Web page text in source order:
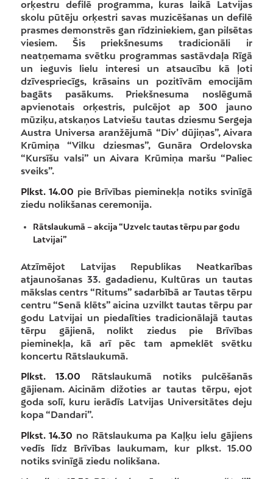
orķestru defilē programma, kuras laikā Latvijas
skolu pūtēju orķestri savas muzicēšanas un defilē
prasmes demonstrēs gan rīdziniekiem, gan pilsētas
viesiem. Šis priekšnesums tradicionāli ir
neatņemama svētku programmas sastāvdaļa Rīgā
un ieguvis lielu interesi un atsaucību kā ļoti
dzīvespriecīgs, krāsains un pozitīvām emocijām
bagāts pasākums. Priekšnesuma noslēgumā
apvienotais orķestris, pulcējot ap 300 jauno
mūziķu, atskaņos Latviešu tautas dziesmu Sergeja
Austra Universa aranžējumā “Div’ dūjiņas”, Aivara
Krūmiņa “Vilku dziesmas”, Gunāra Ordelovska
“Kursīšu valsi” un Aivara Krūmiņa maršu “Paliec
sveiks”.
Plkst. 14.00 pie Brīvības pieminekļa notiks svinīgā
ziedu nolikšanas ceremonija.
Rātslaukumā – akcija “Uzvelc tautas tērpu par godu
Latvijai”
Atzīmējot Latvijas Republikas Neatkarības
atjaunošanas 33. gadadienu, Kultūras un tautas
mākslas centrs “Ritums” sadarbībā ar Tautas tērpu
centru “Senā klēts” aicina uzvilkt tautas tērpu par
godu Latvijai un piedalīties tradicionālajā tautas
tērpu gājienā, nolikt ziedus pie Brīvības
pieminekļa, kā arī pēc tam apmeklēt svētku
koncertu Rātslaukumā.
Plkst. 13.00 Rātslaukumā notiks pulcēšanās
gājienam. Aicinām dižoties ar tautas tērpu, ejot
goda solī, kuru ierādīs Latvijas Universitātes deju
kopa “Dandari”.
Plkst. 14.30 no Rātslaukuma pa Kaļķu ielu gājiens
vedīs līdz Brīvības laukumam, kur plkst. 15.00
notiks svinīgā ziedu nolikšana.